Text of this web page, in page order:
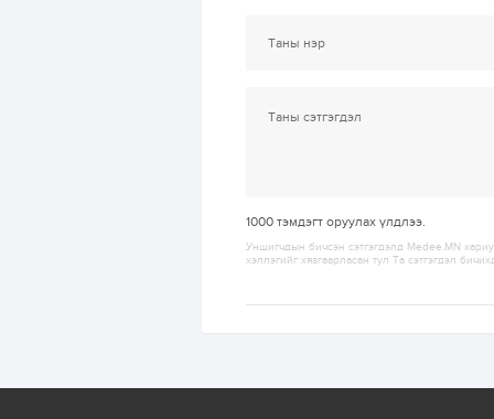
1000 тэмдэгт оруулах үлдлээ.
Уншигчдын бичсэн сэтгэгдэлд Medee.MN
хэллэгийг хязгаарласан тул Та сэтгэгдэл